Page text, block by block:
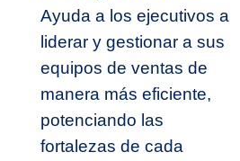
Ayuda a los ejecutivos a
liderar y gestionar a sus
equipos de ventas de
manera más eficiente,
potenciando las
fortalezas de cada